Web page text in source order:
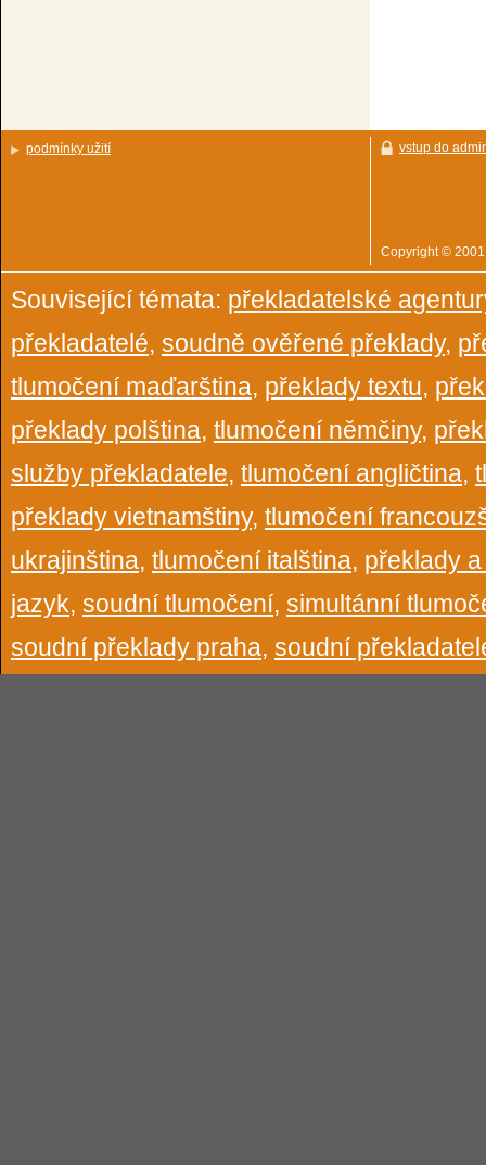
podmínky užití vstup do
Copyright ©
Související témata: překladatelské
překladatelé, soudně ověřené překlady,
tlumočení maďarština, překlady textu,
překlady polština, tlumočení němčiny,
služby překladatele, tlumočení angličtina,
překlady vietnamštiny, tlumočení
ukrajinština, tlumočení italština, překlady
jazyk, soudní tlumočení, simultánní
soudní překlady praha, soudní